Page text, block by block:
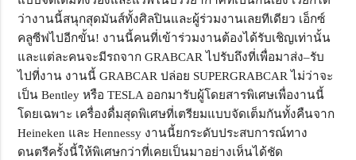
ว่างานนี้สนุกสุดมันส์ทั้งศิลปินและผู้ร่วมงานเลยทีเดียว เอ็กซ์
คลูซีฟไปอีกขั้น! งานนี้คนที่เข้าร่วมงานต้องได้รับเชิญเท่านั้น
และแต่ละคนจะมีรถจาก GRABCAR ไปรับถึงที่เพื่อมาส่ง–รับ
ไปที่งาน งานนี้ GRABCAR ปล่อย SUPERGRABCAR ไม่ว่าจะ
เป็น Bentley หรือ TESLA ออกมารับผู้โดยสารพิเศษเพื่องานนี้
โดยเฉพาะ เครื่องดื่มสุดพิเศษที่เตรียมแบบจัดเต็มกันทั้งคืนจาก
Heineken และ Hennessy งานนี้ยกระดับประสบการณ์ทาง
ดนตรีครั้งนี้ให้พิเศษกว่าที่เคยเป็นมาอย่างเห็นได้ชัด